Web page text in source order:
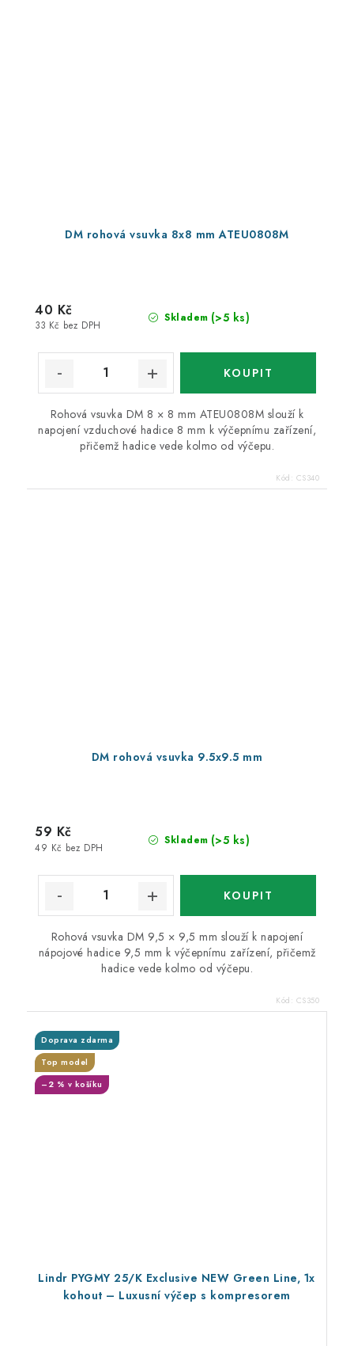
DM rohová vsuvka 8x8 mm ATEU0808M
Skladem (>5 ks)
33 Kč bez DPH
40 Kč
Rohová vsuvka DM 8 × 8 mm ATEU0808M slouží k
napojení vzduchové hadice 8 mm k výčepnímu zařízení,
přičemž hadice vede kolmo od výčepu.
Kód: CS340
DM rohová vsuvka 9.5x9.5 mm
Skladem (>5 ks)
49 Kč bez DPH
59 Kč
Rohová vsuvka DM 9,5 × 9,5 mm slouží k napojení
nápojové hadice 9,5 mm k výčepnímu zařízení, přičemž
hadice vede kolmo od výčepu.
Kód: CS350
Lindr PYGMY 25/K Exclusive NEW Green Line, 1x
kohout – Luxusní výčep s kompresorem
Doprava zdarma
Top model
–2 % v košíku